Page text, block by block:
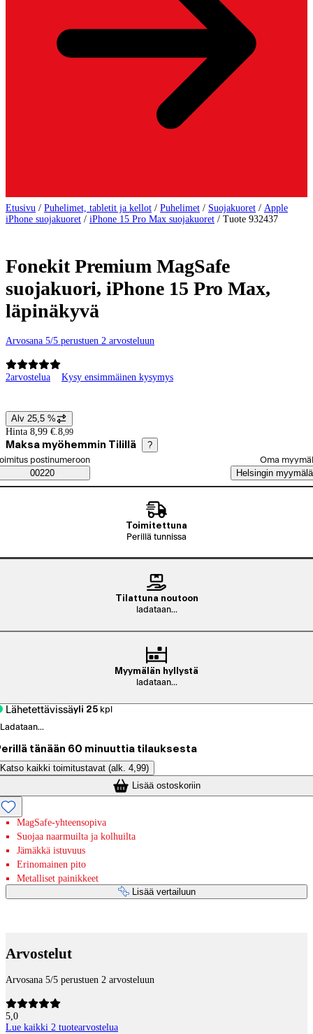
Etusivu / Puhelimet, tabletit ja kellot / Puhelimet / Suojakuoret / Apple
iPhone suojakuoret / iPhone 15 Pro Max suojakuoret / Tuote 932437
Fonekit Premium MagSafe
suojakuori, iPhone 15 Pro Max,
läpinäkyvä
Arvosana 5/5 perustuen 2 arvosteluun
2arvostelua Kysy ensimmäinen kysymys
Hintatiedot
Alv 25,5 %
Hinta 8,99 €. 8,99
Maksa myöhemmin Tilillä ?
Saatavuustiedot
tilaustapa
postinumeroon
00220
Oma
Helsingin myymälä
Toimitettuna
Perillä tunnissa
Tilattuna noutoon
ladataan...
Myymälän hyllystä
ladataan...
Lähetettävissäyli 25 kpl
Ladataan...
tänään 60 minuuttia tilauksesta
Katso kaikki toimitustavat (alk. 4,99)
Lisää ostoskoriin
MagSafe-yhteensopiva
Suojaa naarmuilta ja kolhuilta
Jämäkkä istuvuus
Erinomainen pito
Metalliset painikkeet
Lisää vertailuun
Arvostelut
Arvosana 5/5 perustuen 2 arvosteluun
5,0
Lue kaikki 2 tuotearvostelua